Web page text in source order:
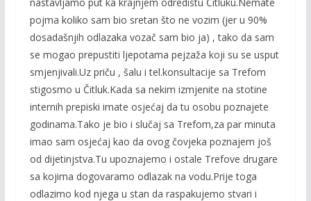
pojma koliko sam bio sretan što ne vozim (jer u 90%
dosadašnjih odlazaka vozač sam bio ja) , tako da sam
se mogao prepustiti ljepotama pejzaža koji su se usput
smjenjivali.Uz priču , šalu i tel.konsultacije sa Trefom
stigosmo u Čitluk.Kada sa nekim izmjenite na stotine
internih prepiski imate osjećaj da tu osobu poznajete
godinama.Tako je bio i slučaj sa Trefom,za par minuta
imao sam osjećaj kao da ovog čovjeka poznajem još
od dijetinjstva.Tu upoznajemo i ostale Trefove drugare
sa kojima dogovaramo odlazak na vodu.Prije toga
odlazimo kod njega u stan da raspakujemo stvari i